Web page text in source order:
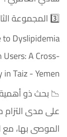
3️⃣ المجموعة الثالثة
Dyslipidemia
A Cross-
Taiz - Yemen
📉 بحث ذو
على مدى التزام
الموصى بها، مع